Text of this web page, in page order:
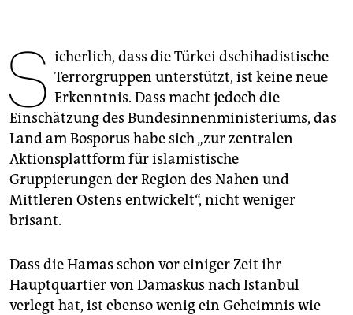
abo
genossenschaft
epaper login
S icherlich, dass die Türkei dschihadistische
Terrorgruppen unterstützt, ist keine neue
Erkenntnis. Dass macht jedoch die
Einschätzung des Bundesinnenministeriums, das
Land am Bosporus habe sich „zur zentralen
Aktionsplattform für islamistische
Gruppierungen der Region des Nahen und
Mittleren Ostens entwickelt“, nicht weniger
brisant.
Dass die Hamas schon vor einiger Zeit ihr
Hauptquartier von Damaskus nach Istanbul
verlegt hat, ist ebenso wenig ein Geheimnis wie